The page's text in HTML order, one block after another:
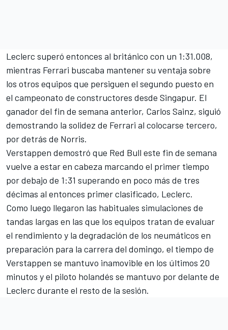
Leclerc superó entonces al británico con un 1:31.008,
mientras Ferrari buscaba mantener su ventaja sobre
los otros equipos que persiguen el segundo puesto en
el campeonato de constructores desde Singapur. El
ganador del fin de semana anterior, Carlos Sainz, siguió
demostrando la solidez de Ferrari al colocarse tercero,
por detrás de Norris.
Verstappen demostró que Red Bull este fin de semana
vuelve a estar en cabeza marcando el primer tiempo
por debajo de 1:31 superando en poco más de tres
décimas al entonces primer clasificado, Leclerc.
Como luego llegaron las habituales simulaciones de
tandas largas en las que los equipos tratan de evaluar
el rendimiento y la degradación de los neumáticos en
preparación para la carrera del domingo, el tiempo de
Verstappen se mantuvo inamovible en los últimos 20
minutos y el piloto holandés se mantuvo por delante de
Leclerc durante el resto de la sesión.